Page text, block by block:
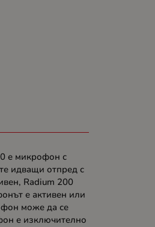
е микрофон с
идващи отпред с
Radium 200
е активен или
може да се
е изключително